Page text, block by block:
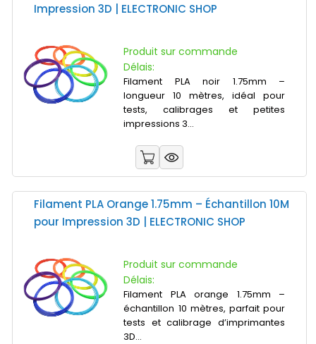
Impression 3D | ELECTRONIC SHOP
Produit sur commande
Délais:
Filament PLA noir 1.75mm –
longueur 10 mètres, idéal pour
tests, calibrages et petites
impressions 3...
Filament PLA Orange 1.75mm – Échantillon 10M
pour Impression 3D | ELECTRONIC SHOP
Produit sur commande
Délais:
Filament PLA orange 1.75mm –
échantillon 10 mètres, parfait pour
tests et calibrage d’imprimantes
3D...